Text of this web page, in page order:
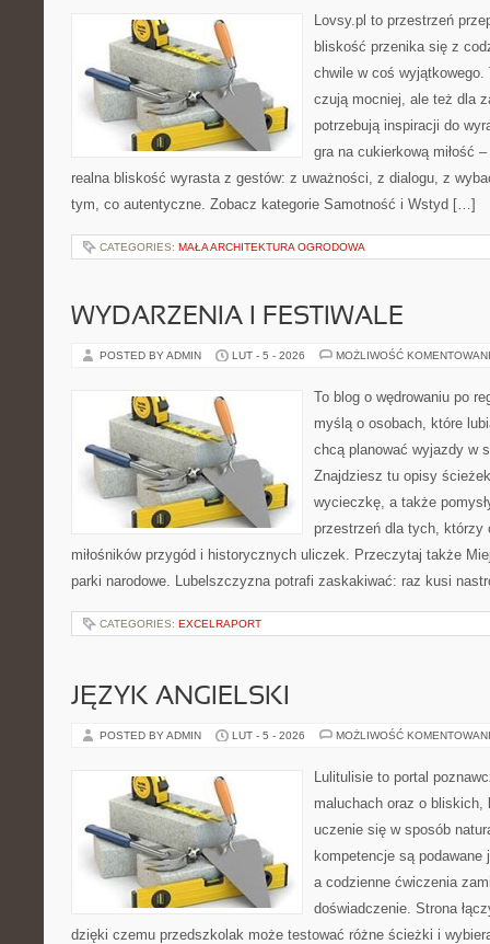
Lovsy.pl to przestrzeń
bliskość przenika się z
chwile w coś
czują mocniej, ale też dla
potrzebują inspiracji do
gra na cukierkową miłość
realna bliskość wyrasta z gestów: z uważności, z dialogu, z
tym, co autentyczne. Zobacz kategorie Samotność i Wstyd […]
CATEGORIES: MAŁA ARCHITEKTURA OGRODOWA
WYDARZENIA I FESTIWALE
POSTED BY ADMIN LUT - 5 - 2026 MOŻLIWOŚĆ
To blog o wędrowaniu po
myślą o osobach, które
chcą planować wyjazdy w
Znajdziesz tu opisy
wycieczkę, a także
przestrzeń dla tych, którzy
miłośników przygód i historycznych uliczek. Przeczytaj także
parki narodowe. Lubelszczyzna potrafi zaskakiwać: raz kusi
CATEGORIES: EXCELRAPORT
JĘZYK ANGIELSKI
POSTED BY ADMIN LUT - 5 - 2026 MOŻLIWOŚĆ
Lulitulisie to portal
maluchach oraz o
uczenie się w sposób
kompetencje są
a codzienne ćwiczenia
doświadczenie. Strona
dzięki czemu przedszkolak może testować różne ścieżki i